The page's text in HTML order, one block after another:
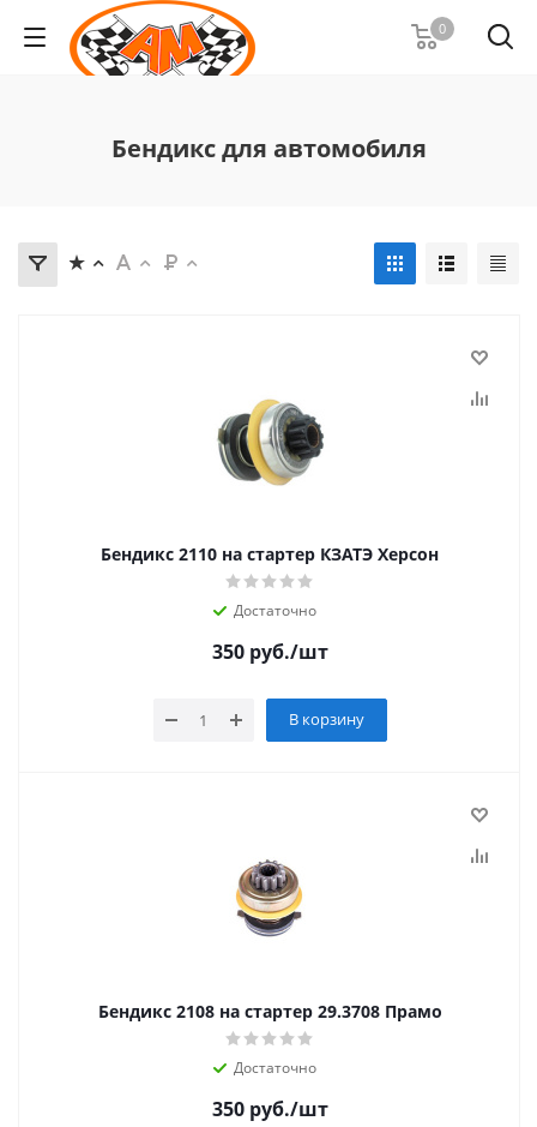
0
Бендикс для автомобиля
Бендикс 2110 на стартер КЗАТЭ Херсон
Достаточно
350руб./шт
В корзину
Бендикс 2108 на стартер 29.3708 Прамо
Достаточно
350руб./шт